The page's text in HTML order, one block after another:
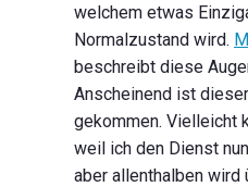
welchem etwas
Normalzustand wird.
beschreibt diese
Anscheinend ist
gekommen. Vielleicht
weil ich den Dienst
aber allenthalben